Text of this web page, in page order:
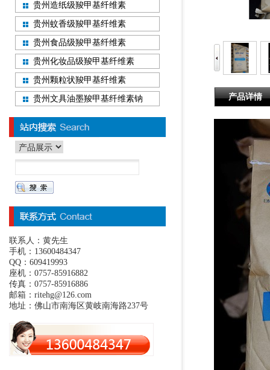
产品详情
贵州造纸级羧甲基纤维素
贵州蚊香级羧甲基纤维素
贵州食品级羧甲基纤维素
贵州化妆品级羧甲基纤维素
贵州颗粒状羧甲基纤维素
贵州文具油墨羧甲基纤维素钠
联系人：黄先生
手机：13600484347
QQ：609419993
座机：0757-85916882
传真：0757-85916886
邮箱：ritehg@126.com
地址：佛山市南海区黄岐南海路237号